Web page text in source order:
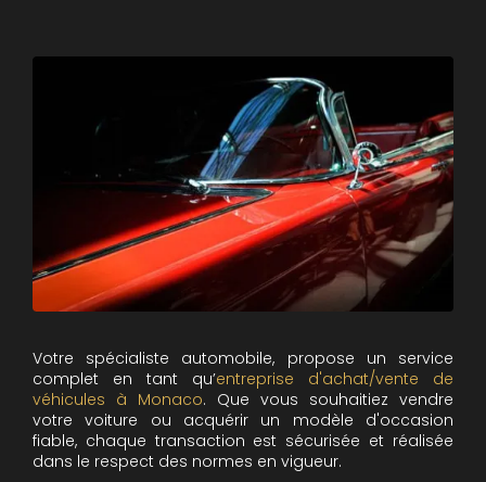
Votre spécialiste automobile, propose un service
complet en tant qu’entreprise d'achat/vente de
véhicules à Monaco. Que vous souhaitiez vendre
votre voiture ou acquérir un modèle d'occasion
fiable, chaque transaction est sécurisée et réalisée
dans le respect des normes en vigueur.